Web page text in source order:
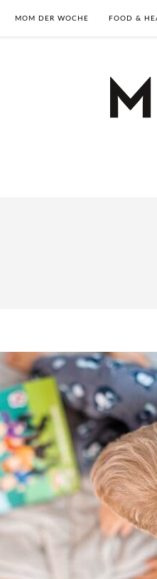
MOM DER WOCHE FOOD &